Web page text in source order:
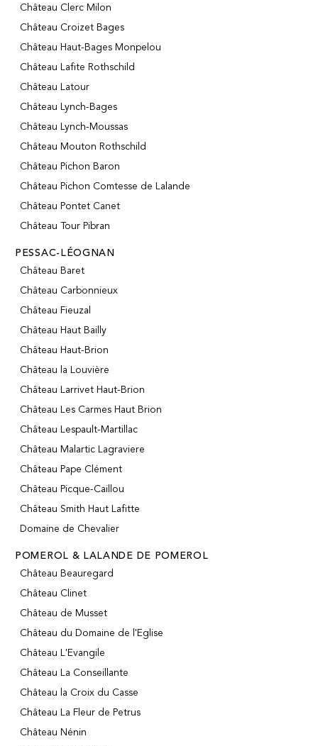
Château Clerc Milon
Château Croizet Bages
Château Haut-Bages Monpelou
Château Lafite Rothschild
Château Latour
Château Lynch-Bages
Château Lynch-Moussas
Château Mouton Rothschild
Château Pichon Baron
Château Pichon Comtesse de Lalande
Château Pontet Canet
Château Tour Pibran
PESSAC-LÉOGNAN
Château Baret
Château Carbonnieux
Château Fieuzal
Château Haut Bailly
Château Haut-Brion
Château la Louvière
Château Larrivet Haut-Brion
Château Les Carmes Haut Brion
Château Lespault-Martillac
Château Malartic Lagraviere
Château Pape Clément
Château Picque-Caillou
Château Smith Haut Lafitte
Domaine de Chevalier
POMEROL & LALANDE DE POMEROL
Château Beauregard
Château Clinet
Château de Musset
Château du Domaine de l'Eglise
Château L'Evangile
Château La Conseillante
Château la Croix du Casse
Château La Fleur de Petrus
Château Nénin